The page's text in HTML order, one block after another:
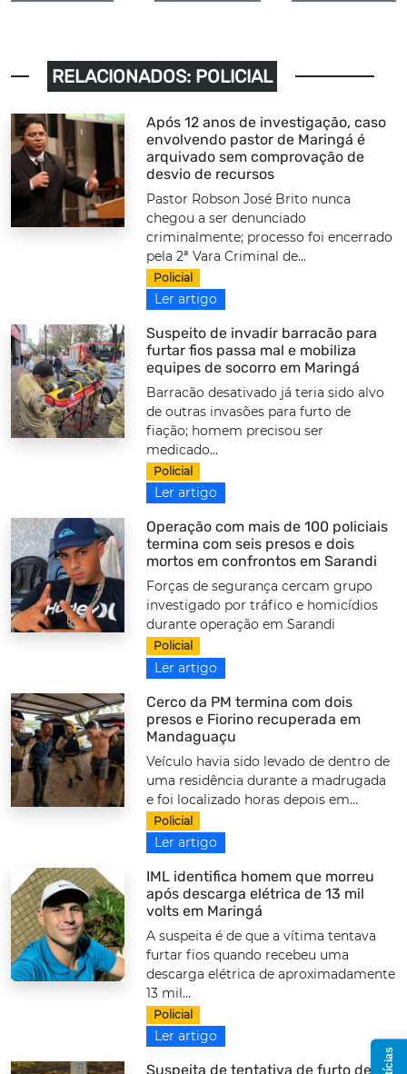
RELACIONADOS: POLICIAL
Após 12 anos de investigação, caso
envolvendo pastor de Maringá é
arquivado sem comprovação de
desvio de recursos
Pastor Robson José Brito nunca
chegou a ser denunciado
criminalmente; processo foi encerrado
pela 2ª Vara Criminal de...
Policial
Ler artigo
Suspeito de invadir barracão para
furtar fios passa mal e mobiliza
equipes de socorro em Maringá
Barracão desativado já teria sido alvo
de outras invasões para furto de
fiação; homem precisou ser
medicado...
Policial
Ler artigo
Operação com mais de 100 policiais
termina com seis presos e dois
mortos em confrontos em Sarandi
Forças de segurança cercam grupo
investigado por tráfico e homicídios
durante operação em Sarandi
Policial
Ler artigo
Cerco da PM termina com dois
presos e Fiorino recuperada em
Mandaguaçu
Veículo havia sido levado de dentro de
uma residência durante a madrugada
e foi localizado horas depois em...
Policial
Ler artigo
IML identifica homem que morreu
após descarga elétrica de 13 mil
volts em Maringá
A suspeita é de que a vítima tentava
furtar fios quando recebeu uma
descarga elétrica de aproximadamente
13 mil...
Policial
Ler artigo
Suspeita de tentativa de furto de